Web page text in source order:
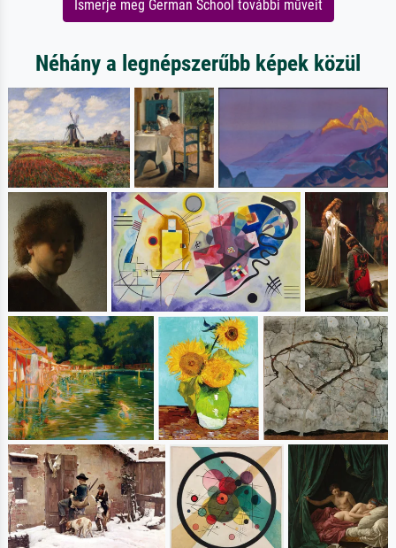
Ismerje meg German School további műveit
Néhány a legnépszerűbb képek közül